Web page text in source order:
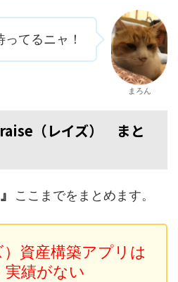
ってるニャ！
まろん
（レイズ） まと
ここまでをまとめます。
資産構築アプリは
実績がない